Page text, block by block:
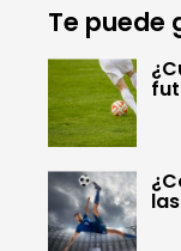
Te puede